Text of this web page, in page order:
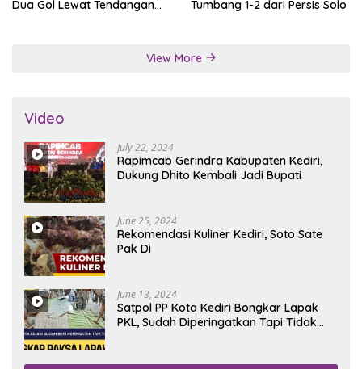
Dua Gol Lewat Tendangan
Tumbang 1-2 dari Persis Solo
View More
Video
July 22, 2024
Rapimcab Gerindra Kabupaten Kediri,
Dukung Dhito Kembali Jadi Bupati
June 25, 2024
Rekomendasi Kuliner Kediri, Soto Sate
Pak Di
June 13, 2024
Satpol PP Kota Kediri Bongkar Lapak
PKL, Sudah Diperingatkan Tapi Tidak